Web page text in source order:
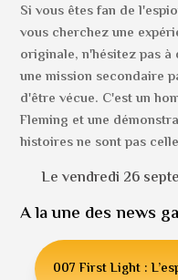
Si vous êtes fan de
vous cherchez une
originale, n'hésitez pas
une mission secondaire
d'être vécue. C'est un
Fleming et une
histoires ne sont pas
Le vendredi 26
A la une des news
007 First Light :